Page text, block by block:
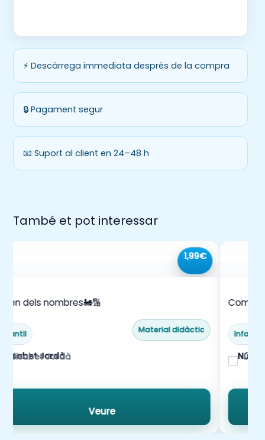
Picar de mans les síl·labes de la paraula.
⚡ Descàrrega immediata després de la compra
🔒 Pagament segur
📧 Suport al client en 24–48 h
També et pot interessar
1,99€
tren dels nombres🚂🔢
Infantil Material didàctic
Elisabet Jordà
Veure
Infantil
La